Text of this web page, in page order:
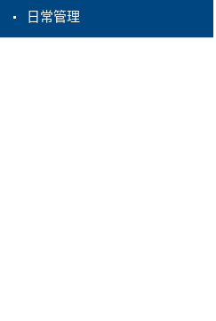
日常管理